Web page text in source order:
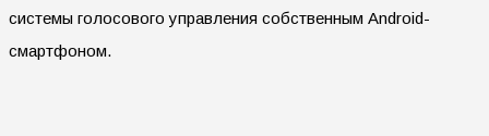
системы голосового управления собственным Android-
смартфоном.